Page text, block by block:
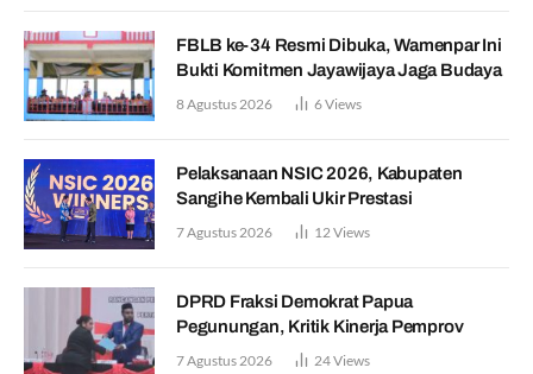
FBLB ke-34 Resmi Dibuka, Wamenpar Ini
Bukti Komitmen Jayawijaya Jaga Budaya
8 Agustus 2026 6Views
Pelaksanaan NSIC 2026, Kabupaten
Sangihe Kembali Ukir Prestasi
7 Agustus 2026 12Views
DPRD Fraksi Demokrat Papua
Pegunungan, Kritik Kinerja Pemprov
7 Agustus 2026 24Views